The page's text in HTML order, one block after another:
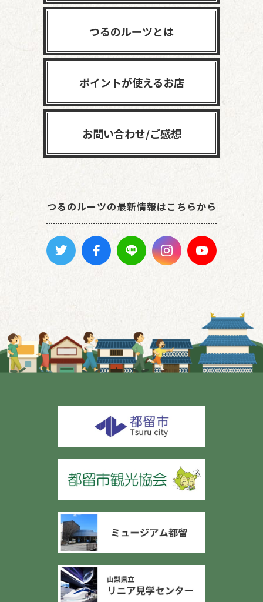
つるのルーツとは
ポイントが使えるお店
お問い合わせ/ご感想
つるのルーツの最新情報はこちらから